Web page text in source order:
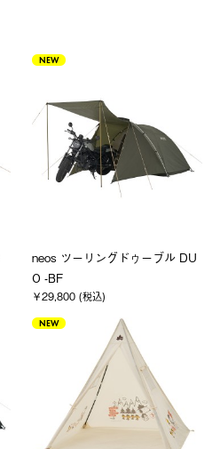
NEW
neos ツーリングドゥーブル DU
O -BF
￥29,800 (税込)
NEW